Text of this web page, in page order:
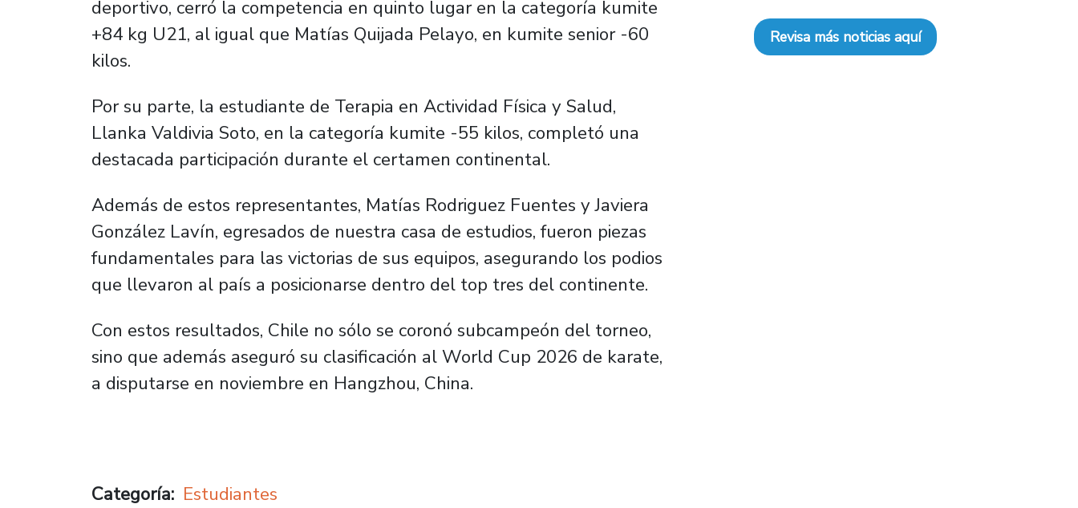
deportivo, cerró la competencia en quinto lugar en la categoría kumite
+84 kg U21, al igual que Matías Quijada Pelayo, en kumite senior -60
kilos.
Por su parte, la estudiante de Terapia en Actividad Física y Salud,
Llanka Valdivia Soto, en la categoría kumite -55 kilos, completó una
destacada participación durante el certamen continental.
Además de estos representantes, Matías Rodriguez Fuentes y Javiera
González Lavín, egresados de nuestra casa de estudios, fueron piezas
fundamentales para las victorias de sus equipos, asegurando los podios
que llevaron al país a posicionarse dentro del top tres del continente.
Con estos resultados, Chile no sólo se coronó subcampeón del torneo,
sino que además aseguró su clasificación al World Cup 2026 de karate,
a disputarse en noviembre en Hangzhou, China.
Categoría Estudiantes
Revisa más noticias aquí